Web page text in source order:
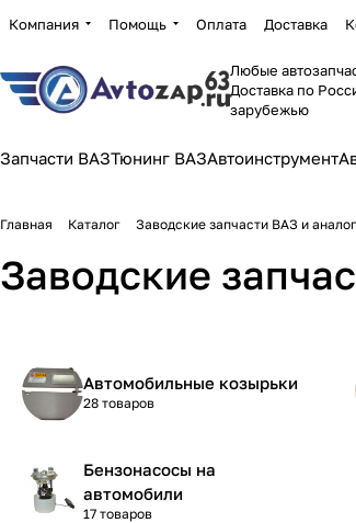
Компания Помощь Оплата Доставка
Любые
Доставка по
зарубежью
Запчасти ВАЗТюнинг ВАЗАвтоинструмент
Главная Каталог Заводские запчасти ВАЗ и
Заводские
Автомобильные козырьки
28 товаров
Бензонасосы на
автомобили
17 товаров